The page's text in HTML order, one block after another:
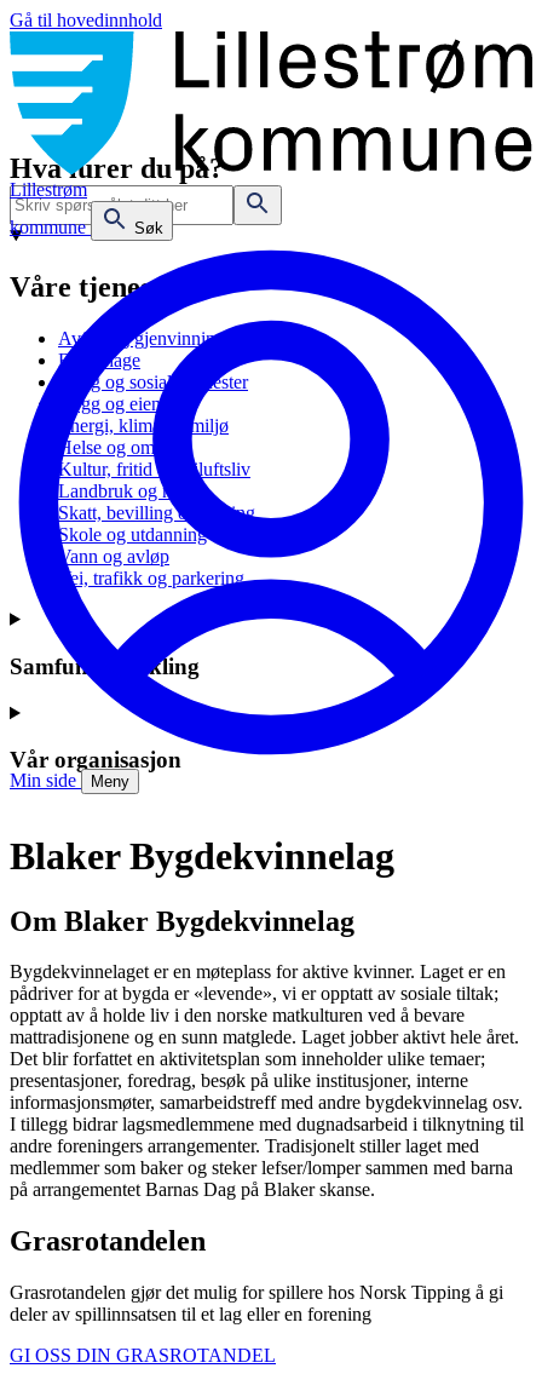
Gå til hovedinnhold
Lillestrøm
kommune
Søk
Min side Meny
Hva lurer du på?
Våre tjenester
Avfall og gjenvinning
Barnehage
Bolig og sosiale tjenester
Bygg og eiendom
Energi, klima og miljø
Helse og omsorg
Kultur, fritid og friluftsliv
Landbruk og natur
Skatt, bevilling og næring
Skole og utdanning
Vann og avløp
Vei, trafikk og parkering
Samfunnsutvikling
Vår organisasjon
Blaker Bygdekvinnelag
Om Blaker Bygdekvinnelag
Bygdekvinnelaget er en møteplass for aktive kvinner. Laget er en
pådriver for at bygda er «levende», vi er opptatt av sosiale tiltak;
opptatt av å holde liv i den norske matkulturen ved å bevare
mattradisjonene og en sunn matglede. Laget jobber aktivt hele året.
Det blir forfattet en aktivitetsplan som inneholder ulike temaer;
presentasjoner, foredrag, besøk på ulike institusjoner, interne
informasjonsmøter, samarbeidstreff med andre bygdekvinnelag osv.
I tillegg bidrar lagsmedlemmene med dugnadsarbeid i tilknytning til
andre foreningers arrangementer. Tradisjonelt stiller laget med
medlemmer som baker og steker lefser/lomper sammen med barna
på arrangementet Barnas Dag på Blaker skanse.
Grasrotandelen
Grasrotandelen gjør det mulig for spillere hos Norsk Tipping å gi
deler av spillinnsatsen til et lag eller en forening
GI OSS DIN GRASROTANDEL